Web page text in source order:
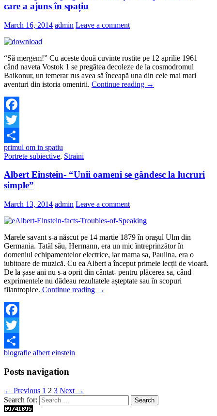
care a ajuns în spațiu
March 16, 2014 admin Leave a comment
“Să mergem!” Cu aceste două cuvinte rostite pe 12 aprilie 1961
când naveta Vostok 1 se pregătea decoleze de la cosmodromul
Baikonur, un temerar rus avea să înceapă una din cele mai mari
aventuri din istoria omenirii. Continue reading →
Facebook
Twitter
Share
primul om in spatiu
Portrete subiective, Straini
Albert Einstein- “Unii oameni se gândesc la lucruri
simple”
March 13, 2014 admin Leave a comment
Marele savant s-a născut pe 14 martie 1879 în orașul Ulm din
Germania. Tatăl său, Hermann, era un mic întreprinzător în
domeniul echipamentelor electrice, iar mama sa, Paulina, era o
iubitoare de muzică. Cu ea Albert a început primele lecții de vioară.
De la șase ani nu s-a oprit din cântat- pentru plăcerea sa, când
exprimentele nu dădeau rezultatele așteptate sau în scopuri
filantropice. Continue reading →
Facebook
Twitter
Share
biografie albert einstein
Posts navigation
← Previous 1 2 3 Next →
Search for: